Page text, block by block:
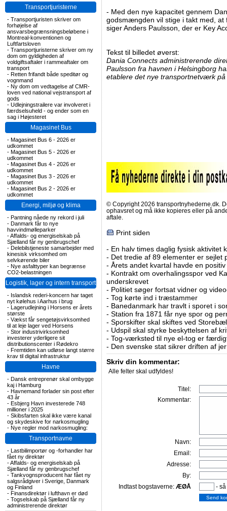
Transportjuristerne
- Transportjuristen skriver om
forhøjelse af
ansvarsbegrænsningsbeløbene i
Montreal-konventionen og
Luftfartsloven
- Transportjuristerne skriver om ny
dom om gyldigheden af
voldgiftsaftaler i rammeaftaler om
transport
- Retten frifandt både speditør og
vognmand
- Ny dom om vedtagelse af CMR-
loven ved national vejstransport af
gods
- Udlejningstrailere var involveret i
færdselsuheld - og ender som en
sag i Højesteret
Magasinet Bus
- Magasinet Bus 6 - 2026 er
udkommet
- Magasinet Bus 5 - 2026 er
udkommet
- Magasinet Bus 4 - 2026 er
udkommet
- Magasinet Bus 3 - 2026 er
udkommet
- Magasinet Bus 2 - 2026 er
udkommet
Energi, miljø og klima
- Pantning nåede ny rekord i juli
- Danmark får to nye
havvindmølleparker
-Affalds- og energiselskab på
Sjælland får ny genbrugschef
- Delebilstjeneste samarbejder med
kinesisk virksomhed om
selvkørende biler
- Nye asfalttyper kan begrænse
CO2-belastningen
Logistik, lager og intern transport
- Islandsk rederi-koncern har taget
nyt kølehus i Aarhus i brug
- Lagerudlejning i Horsens er årets
største
- Vækst får sengetøjsvirksomhed
til at leje lager ved Horsens
- Stor industrivirksomhed
investerer yderligere sit
distributionscenter i Rødekro
- Fremtiden kan udløse langt større
krav til digital infrastruktur
Havne
- Dansk entreprenør skal ombygge
kaj i Hamburg
- Havnemand forlader sin post efter
43 år
- Esbjerg Havn investerede 748
millioner i 2025
- Skibsfarten skal ikke være kanal
og skydeskive for narkosmugling
- Nye regler mod narkosmugling:
Transportnavne
- Lastbilimportør og -forhandler har
fået ny direktør
-Affalds- og energiselskab på
Sjælland får ny genbrugschef
- Tankvognsproducent har fået ny
salgsrådgiver i Sverige, Danmark
og Finland
- Finansdirektør i lufthavn er død
- Togselskab på Sjælland får ny
administrerende direktør
- Med den nye kapacitet gennem
godsmængden vil stige i takt med,
siger Anders Paulsson, der er Key
Tekst til billedet øverst:
Dania Connects administrerende
Paulsson fra havnen i Helsingborg
etablere det nye transportnetværk
© Copyright 2026 transportnyhederne.dk.
ophavsret og må ikke kopieres eller på
aftale.
Print siden
- En halv times daglig fysisk aktivitet
- Det tredie af 89 elementer er sejlet
- Årets andet kvartal havde en
- Kontrakt om overhalingsspor ved
underskrevet
- Politiet søger fortsat vidner og
- Tog kørte ind i træstammer
- Banedanmark har travlt i sporet i
- Station fra 1871 får nye spor og
- Sporskifter skal skiftes ved
- Udspil skal styrke beskyttelsen af
- Tog-værksted til nye el-tog er
- Den svenske stat sikrer driften af
Skriv din kommentar:
Alle felter skal udfyldes!
Titel:
Kommentar:
Navn:
Email:
Adresse:
By:
Indtast bogstaverne: ÆØÅ -